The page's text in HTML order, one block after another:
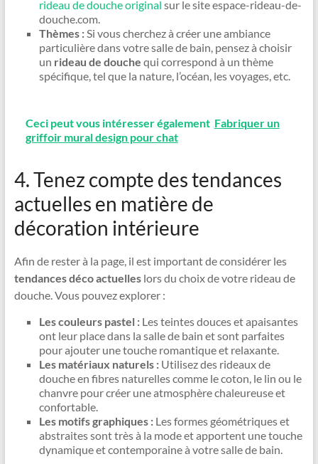
rideau de douche original sur le site espace-rideau-de-
douche.com.
Thèmes :Si vous cherchez à créer une ambiance
particulière dans votre salle de bain, pensez à choisir
un rideau de douche qui correspond à un thème
spécifique, tel que la nature, l’océan, les voyages, etc.
Ceci peut vous intéresser également Fabriquer un
griffoir mural design pour chat
4. Tenez compte des tendances
actuelles en matière de
décoration intérieure
Afin de rester à la page, il est important de considérer les
tendances déco actuelleslors du choix de votre rideau de
douche. Vous pouvez explorer :
Les couleurs pastel :Les teintes douces et apaisantes
ont leur place dans la salle de bain et sont parfaites
pour ajouter une touche romantique et relaxante.
Les matériaux naturels :Utilisez des rideaux de
douche en fibres naturelles comme le coton, le lin ou le
chanvre pour créer une atmosphère chaleureuse et
confortable.
Les motifs graphiques :Les formes géométriques et
abstraites sont très à la mode et apportent une touche
dynamique et contemporaine à votre salle de bain.